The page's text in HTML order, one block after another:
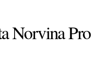
Norvina Pro